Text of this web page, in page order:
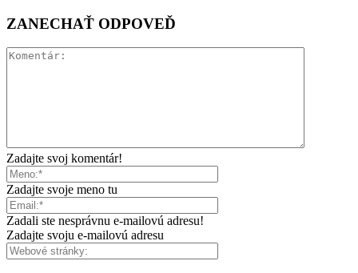
ZANECHAŤ ODPOVEĎ
Zadajte svoj komentár!
Zadajte svoje meno tu
Zadali ste nesprávnu e-mailovú adresu!
Zadajte svoju e-mailovú adresu